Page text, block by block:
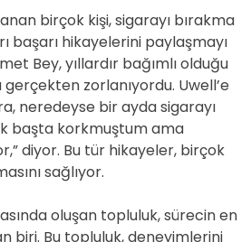
birçok kişi, sigarayı bırakma
başarı hikayelerini paylaşmayı
Bey, yıllardır bağımlı olduğu
zorlanıyordu. Uwell’e
neredeyse bir ayda sigarayı
başta korkmuştum ama
diyor. Bu tür hikayeler, birçok
sağlıyor.
oluşan topluluk, sürecin en
biri. Bu topluluk, deneyimlerini